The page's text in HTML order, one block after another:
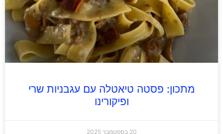
מתכון: פסטה טיאטלה עם עגבניות שרי
ופיקורינו
20 בספטמבר 2025